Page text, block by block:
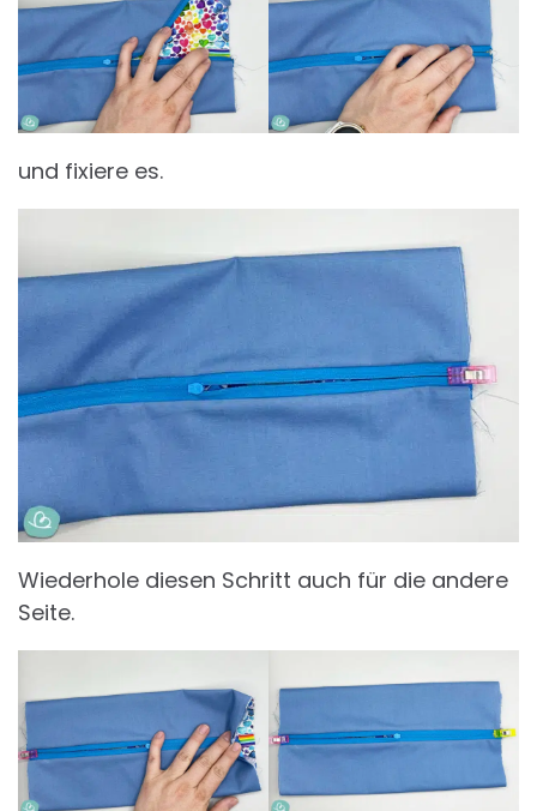
und fixiere es.
Wiederhole diesen Schritt auch für die andere
Seite.